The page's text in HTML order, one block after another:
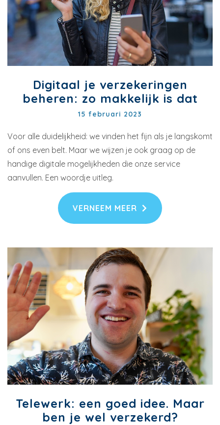
Digitaal je verzekeringen
beheren: zo makkelijk is dat
15 februari 2023
Voor alle duidelijkheid: we vinden het fijn als je langskomt
of ons even belt. Maar we wijzen je ook graag op de
handige digitale mogelijkheden die onze service
aanvullen. Een woordje uitleg.
VERNEEM MEER
Telewerk: een goed idee. Maar
ben je wel verzekerd?